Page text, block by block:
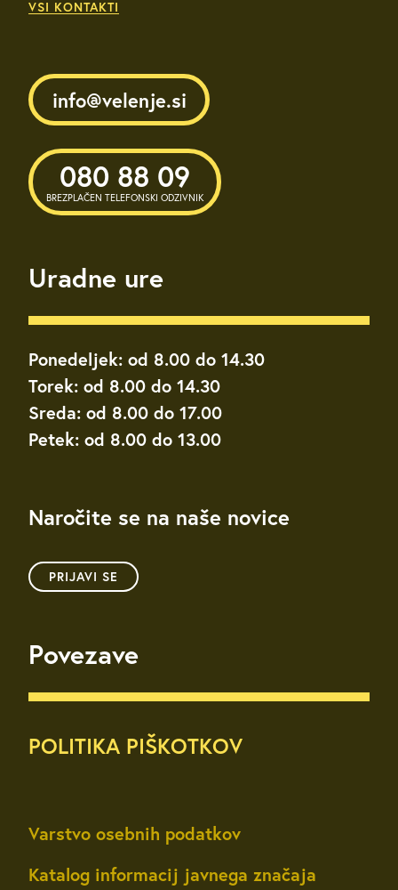
VSI KONTAKTI
info@velenje.si
080 88 09
BREZPLAČEN TELEFONSKI ODZIVNIK
Uradne ure
Ponedeljek: od 8.00 do 14.30
Torek: od 8.00 do 14.30
Sreda: od 8.00 do 17.00
Petek: od 8.00 do 13.00
Naročite se na naše novice
PRIJAVI SE
Povezave
POLITIKA PIŠKOTKOV
Varstvo osebnih podatkov
Katalog informacij javnega značaja